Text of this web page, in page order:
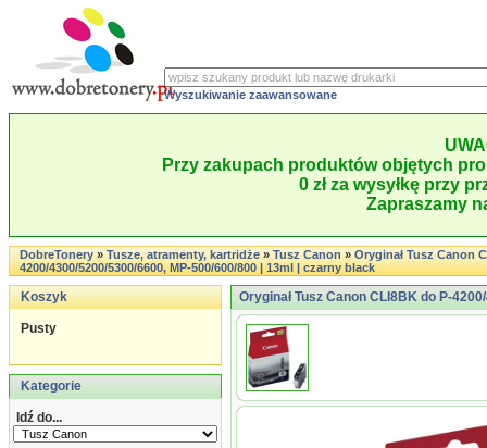
Wyszukiwanie zaawansowane
Przy zakupach produktów objętych
0 zł za wysyłkę przy
Zapraszamy
DobreTonery»Tusze, atramenty, kartridże»Tusz Canon»Oryginał Tusz Canon
4200/4300/5200/5300/6600, MP-500/600/800 | 13ml | czarny black
Koszyk
Pusty
Kategorie
Idź do...
Oryginał Tusz Canon CLI8BK do P-